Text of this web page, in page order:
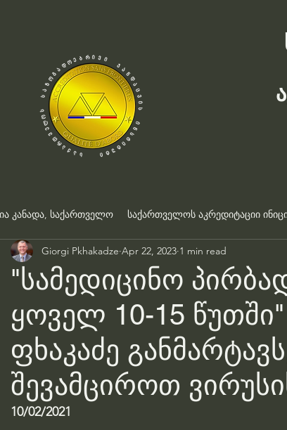
კანადა, საქართველო საქართველოს აკრედიტაციი
"სამედიცინო
ყოველ 10-15
ფხაკაძე
შევამციროთ
Giorgi Pkhakadze Apr 22, 2023 1 min read
10/02/2021